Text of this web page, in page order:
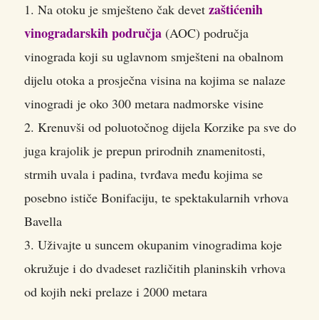
1. Na otoku je smješteno čak devet zaštićenih
vinogradarskih područja (AOC) područja
vinograda koji su uglavnom smješteni na obalnom
dijelu otoka a prosječna visina na kojima se nalaze
vinogradi je oko 300 metara nadmorske visine
2. Krenuvši od poluotočnog dijela Korzike pa sve do
juga krajolik je prepun prirodnih znamenitosti,
strmih uvala i padina, tvrđava među kojima se
posebno ističe Bonifaciju, te spektakularnih vrhova
Bavella
3. Uživajte u suncem okupanim vinogradima koje
okružuje i do dvadeset različitih planinskih vrhova
od kojih neki prelaze i 2000 metara